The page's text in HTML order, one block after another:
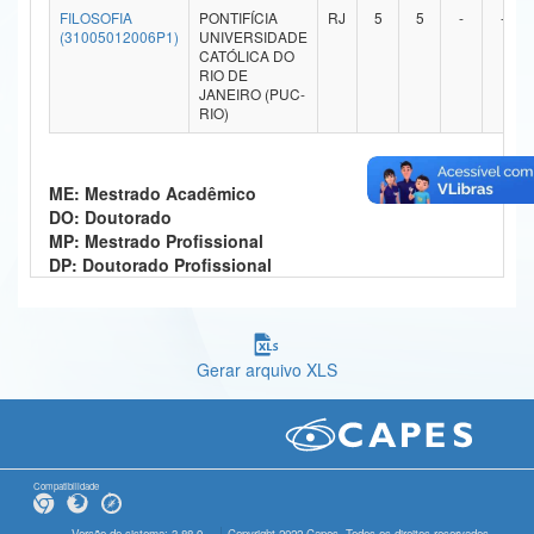
Ministério da Ciência, Tecnologia, Inovações e Comunicações
Controladoria-Geral da União
Ministério da Mulher, da Família e dos Direitos Humanos
Banco Central do Brasil
FILOSOFIA
(31005012006P1)
PONTIFÍCIA
UNIVERSIDADE
CATÓLICA DO
RIO DE
JANEIRO (PUC-
RIO)
RJ 5 5 - -
ME: Mestrado Acadêmico
DO: Doutorado
MP: Mestrado Profissional
DP: Doutorado Profissional
Gerar arquivo XLS
Compatibilidade